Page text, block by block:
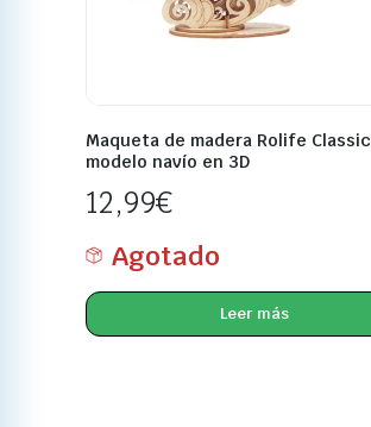
Maqueta de madera Rolife Classic
modelo navío en 3D
12,99€
Agotado
Leer más